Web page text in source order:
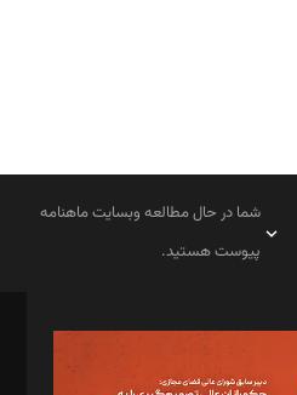
شما در حال مطالعه وبسایت ماهنامه
پیوست هستید.